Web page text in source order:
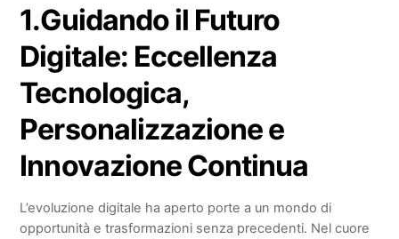
1.Guidando il Futuro
Digitale: Eccellenza
Tecnologica,
Personalizzazione e
Innovazione Continua
L’evoluzione digitale ha aperto porte a un mondo di
opportunità e trasformazioni senza precedenti. Nel cuore